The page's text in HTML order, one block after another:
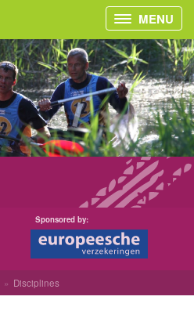
MENU
Sponsored by:
Disciplines